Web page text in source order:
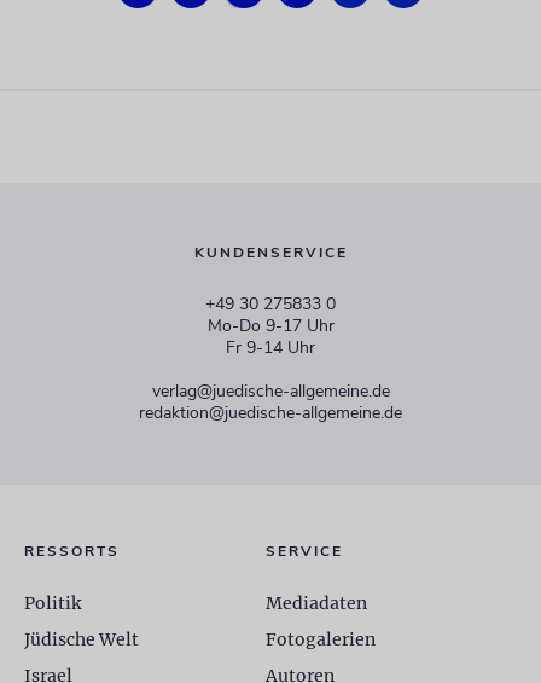
KUNDENSERVICE
+49 30 275833 0
Mo-Do 9-17 Uhr
Fr 9-14 Uhr
verlag@juedische-allgemeine.de
redaktion@juedische-allgemeine.de
RESSORTS
Politik
Jüdische Welt
Israel
SERVICE
Mediadaten
Fotogalerien
Autoren